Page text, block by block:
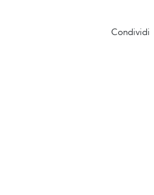
Condividi